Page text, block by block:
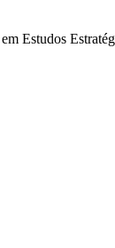
Estudos